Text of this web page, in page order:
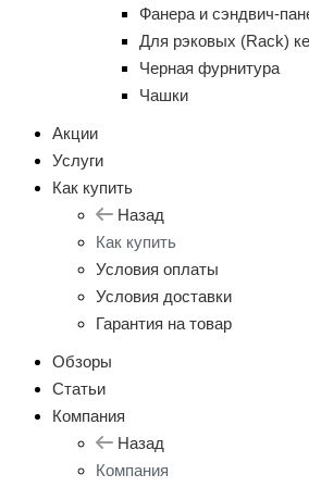
Фанера и сэндвич-
Для рэковых (Rack)
Черная фурнитура
Чашки
Акции
Услуги
Как купить
Назад
Как купить
Условия оплаты
Условия доставки
Гарантия на товар
Обзоры
Статьи
Компания
Назад
Компания